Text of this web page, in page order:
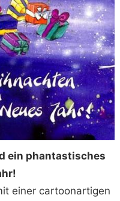
ein phantastisches
einer cartoonartigen